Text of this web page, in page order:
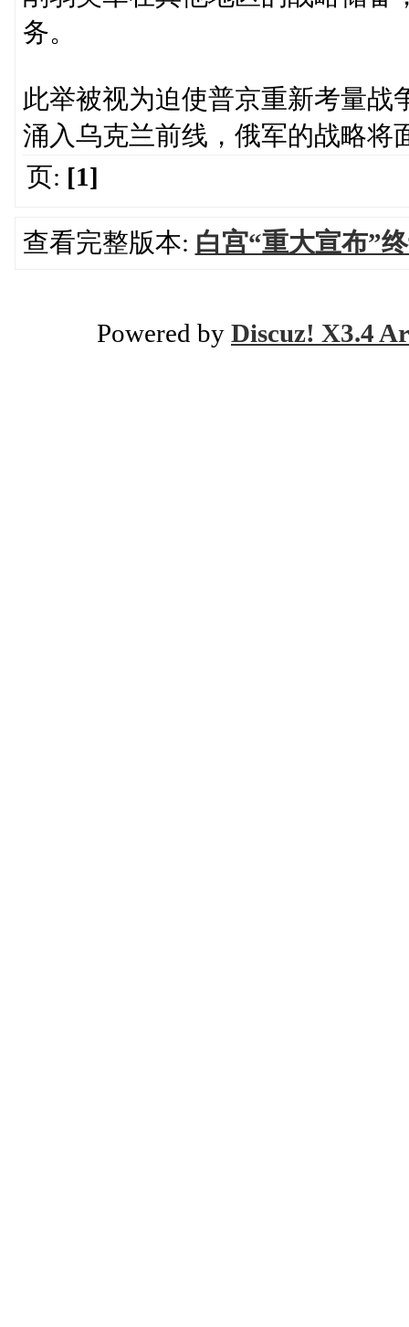
务。
此举被视为迫使普京重新考量战
涌入乌克兰前线，俄军的战略将
页: [1]
查看完整版本: 白宫“重大宣布”
Powered by Discuz! X3.4